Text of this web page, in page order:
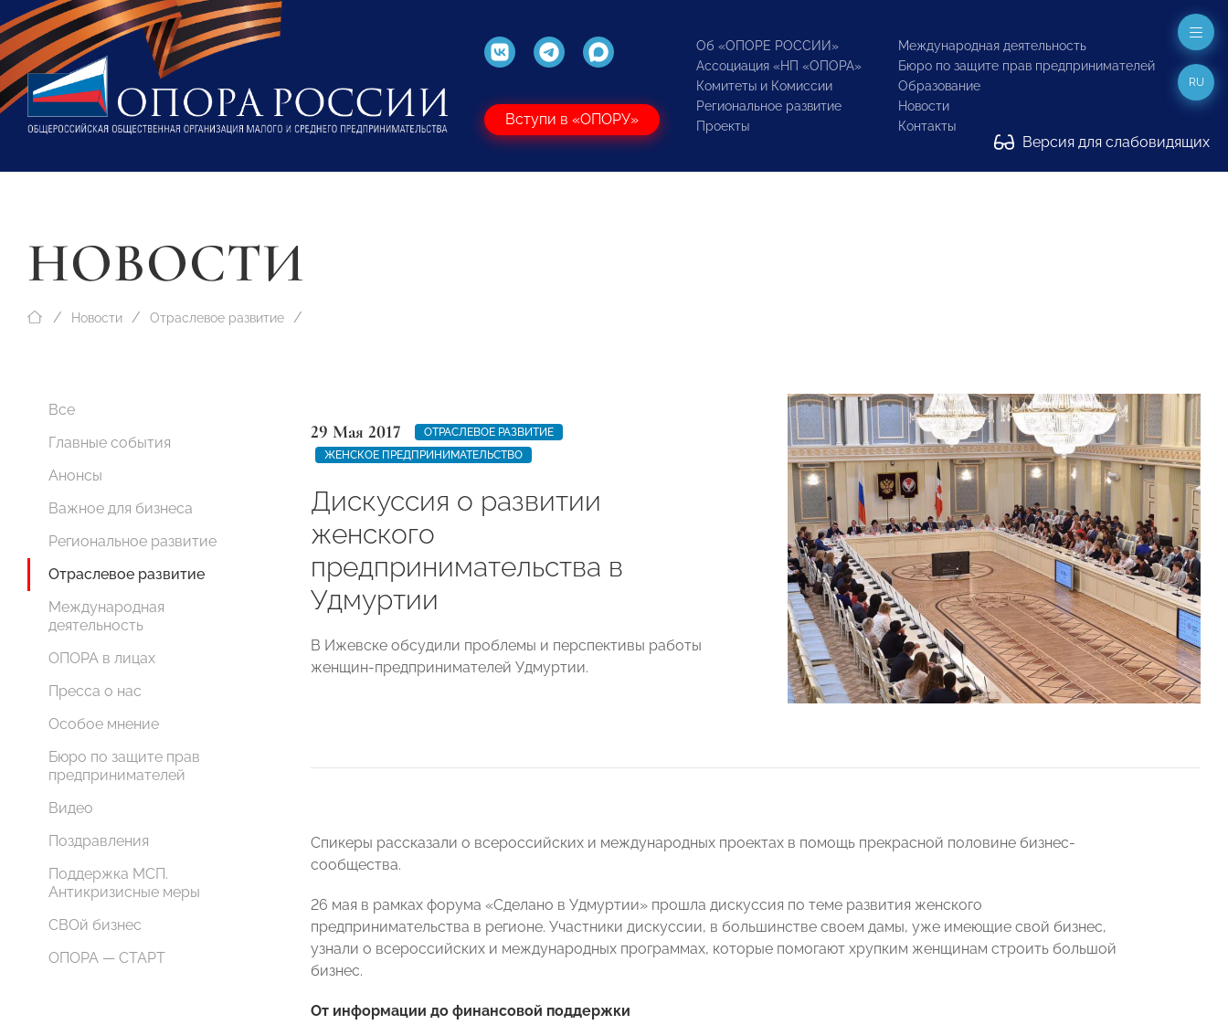
Вступи в «ОПОРУ»
Об «ОПОРЕ РОССИИ»
Ассоциация «НП «ОПОРА»
Комитеты и Комиссии
Региональное развитие
Проекты
Международная деятельность
Бюро по защите прав предпринимателей
Образование
Новости
Контакты
Версия для слабовидящих
RU
НОВОСТИ
Новости Отраслевое развитие
Все
Главные события
Анонсы
Важное для бизнеса
Региональное развитие
Отраслевое развитие
Международная
деятельность
ОПОРА в лицах
Пресса о нас
Особое мнение
Бюро по защите прав
предпринимателей
Видео
Поздравления
Поддержка МСП.
Антикризисные меры
СВОй бизнес
ОПОРА — СТАРТ
29 Мая 2017
ОТРАСЛЕВОЕ РАЗВИТИЕ
ЖЕНСКОЕ ПРЕДПРИНИМАТЕЛЬСТВО
Дискуссия о развитии
женского
предпринимательства в
Удмуртии
В Ижевске обсудили проблемы и перспективы работы
женщин-предпринимателей Удмуртии.
Спикеры рассказали о всероссийских и международных проектах в помощь прекрасной половине бизнес-
сообщества.
26 мая в рамках форума «Сделано в Удмуртии» прошла дискуссия по теме развития женского
предпринимательства в регионе. Участники дискуссии, в большинстве своем дамы, уже имеющие свой бизнес,
узнали о всероссийских и международных программах, которые помогают хрупким женщинам строить большой
бизнес.
От информации до финансовой поддержки